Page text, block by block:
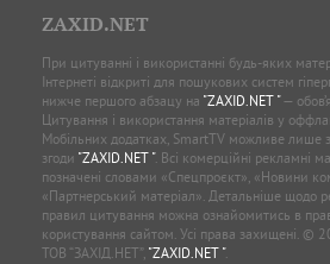
ZAXID.NET
При цитуванні і використанні будь-яких
Інтернеті відкриті для пошукових систем
нижче першого абзацу на "ZAXID.NET "—
Цитування і використання матеріалів у
Мобільних додатках, SmartTV можливе лише
згоди "ZAXID.NET ". Всі комерційні рекламні
позначені словами «Спецпроєкт», «Новини
«Партнерський матеріал». Детальніше щодо
правил цитування можна ознайомитись в
користування сайтом. Усі права захищені. ©
ТОВ “ЗАХІД.НЕТ”, "ZAXID.NET ".